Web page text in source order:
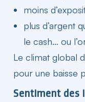
moins
plus d’argent
le cash… ou
Le climat global
pour une baisse
Sentiment des